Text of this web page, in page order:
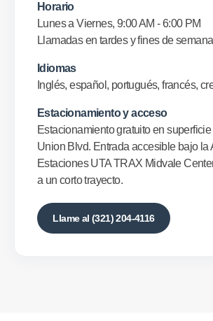
Horario
Lunes a Viernes, 9:00 AM - 6:00 PM
Llamadas en tardes y fines de
Idiomas
Inglés, español, portugués, francés,
Estacionamiento y acceso
Estacionamiento gratuito en
Union Blvd. Entrada accesible bajo la
Estaciones UTA TRAX Midvale
a un corto trayecto.
Llame al (321) 204-4116